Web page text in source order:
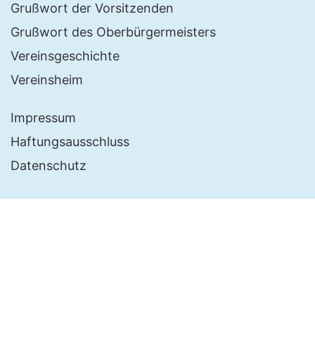
Grußwort der Vorsitzenden
Grußwort des Oberbürgermeisters
Vereinsgeschichte
Vereinsheim
Impressum
Haftungsausschluss
Datenschutz